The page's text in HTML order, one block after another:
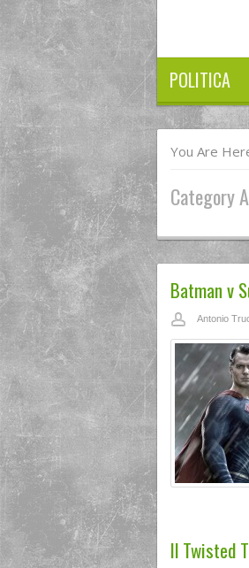
POLITICA
You Are
Category
Batman v
Antonio
Il Twisted